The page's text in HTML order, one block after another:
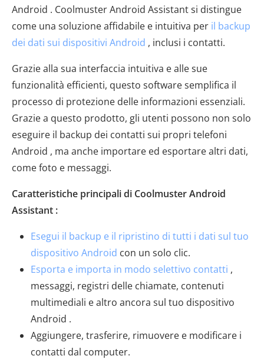
Android . Coolmuster Android Assistant si distingue
come una soluzione affidabile e intuitiva per il backup
dei dati sui dispositivi Android , inclusi i contatti.
Grazie alla sua interfaccia intuitiva e alle sue
funzionalità efficienti, questo software semplifica il
processo di protezione delle informazioni essenziali.
Grazie a questo prodotto, gli utenti possono non solo
eseguire il backup dei contatti sui propri telefoni
Android , ma anche importare ed esportare altri dati,
come foto e messaggi.
Caratteristiche principali di Coolmuster Android
Assistant :
Esegui il backup e il ripristino di tutti i dati sul tuo
dispositivo Android con un solo clic.
Esporta e importa in modo selettivo contatti ,
messaggi, registri delle chiamate, contenuti
multimediali e altro ancora sul tuo dispositivo
Android .
Aggiungere, trasferire, rimuovere e modificare i
contatti dal computer.